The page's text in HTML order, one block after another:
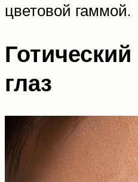
цветовой гаммой.
глаз